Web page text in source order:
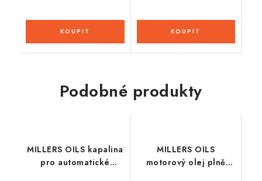
Podobné produkty
MILLERS OILS kapalina
pro automatické
MILLERS OILS
motorový olej plně